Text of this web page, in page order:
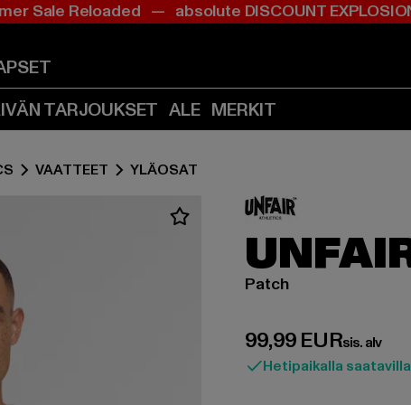
Siirry
Enter)
Siirry
Enter)
Sale Reloaded — absolute DISCOUNT
TARJOUKSET ALE MERKIT
VAATTEET YLÄOSAT
Patch
99,99 EUR
Ajankohtainen
sis. alv
Hetipaikalla